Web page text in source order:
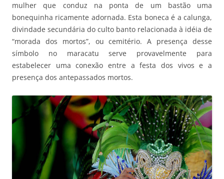
mulher que conduz na ponta de um bastão uma
bonequinha ricamente adornada. Esta boneca é a calunga,
divindade secundária do culto banto relacionada à idéia de
“morada dos mortos”, ou cemitério. A presença desse
símbolo no maracatu serve provavelmente para
estabelecer uma conexão entre a festa dos vivos e a
presença dos antepassados mortos.